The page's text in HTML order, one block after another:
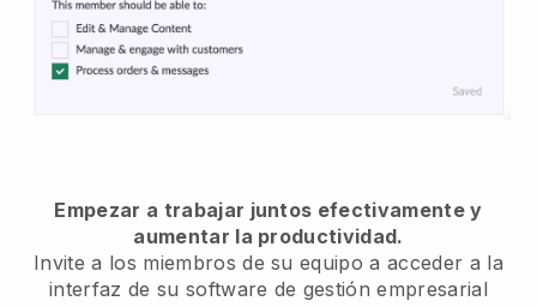
Empezar a trabajar juntos efectivamente y
aumentar la productividad.
Invite a los miembros de su equipo a acceder a la
interfaz de su software de gestión empresarial